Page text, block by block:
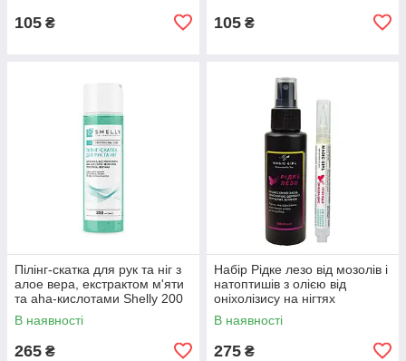
105 ₴ 105 ₴
Пілінг-скатка для рук та ніг з
алое вера, екстрактом м'яти
та aha-кислотами Shelly 200
мл
В наявності
265 ₴
Набір Рідке лезо від мозолів і
натоптишів з олією від
оніхолізису на нігтях
В наявності
275 ₴